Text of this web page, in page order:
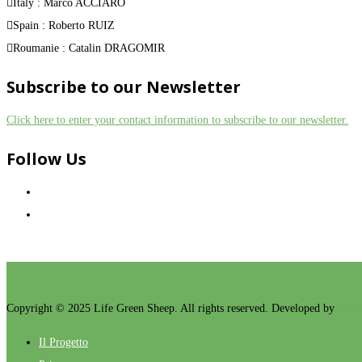
Italy : Marco ACCIARO
Spain : Roberto RUIZ
Roumanie : Catalin DRAGOMIR
Subscribe to our Newsletter
Click here to enter your contact information to subscribe to our newsletter.
Follow Us
Copyright © 2025 Life Green Sheep. All rights reserved. Developed by
Il Progetto